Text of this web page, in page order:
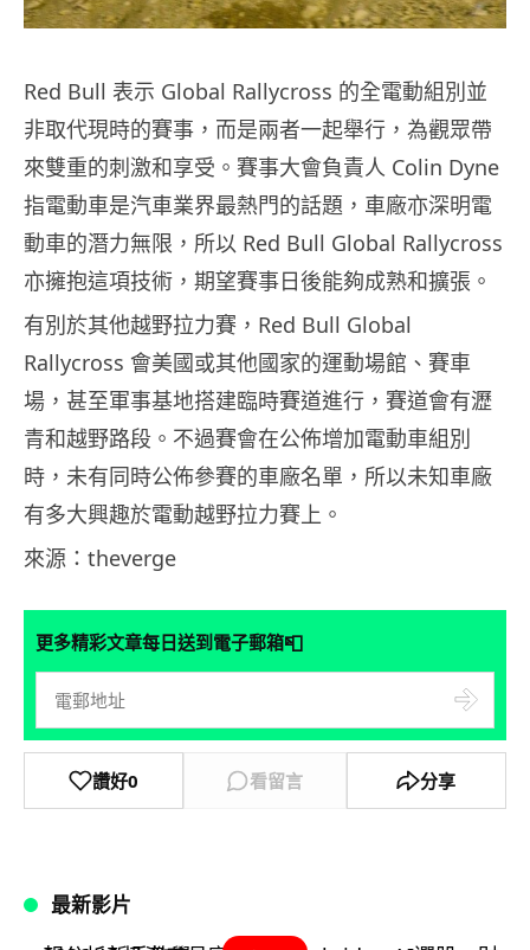
Red Bull 表示 Global Rallycross 的全電動組別並
非取代現時的賽事，而是兩者一起舉行，為觀眾帶
來雙重的刺激和享受。賽事大會負責人 Colin Dyne
指電動車是汽車業界最熱門的話題，車廠亦深明電
動車的潛力無限，所以 Red Bull Global Rallycross
亦擁抱這項技術，期望賽事日後能夠成熟和擴張。
有別於其他越野拉力賽，Red Bull Global
Rallycross 會美國或其他國家的運動場館、賽車
場，甚至軍事基地搭建臨時賽道進行，賽道會有瀝
青和越野路段。不過賽會在公佈增加電動車組別
時，未有同時公佈參賽的車廠名單，所以未知車廠
有多大興趣於電動越野拉力賽上。
來源：theverge
更多精彩文章每日送到電子郵箱📮
讚好0 看留言 分享
最新影片